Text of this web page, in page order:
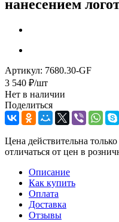
нанесением
Артикул: 7680.30-GF
3 540 ₽/шт
Нет в наличии
Поделиться
Цена действительна
отличаться от цен в
Описание
Как купить
Оплата
Доставка
Отзывы